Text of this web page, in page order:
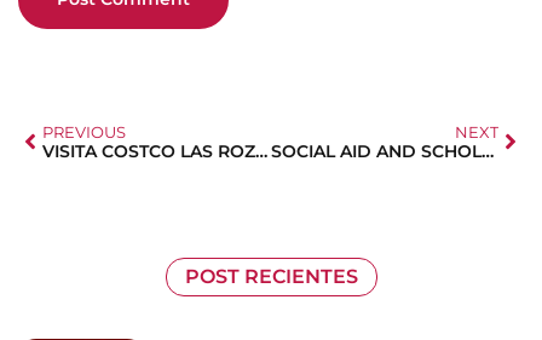
PREVIOUS
VISITA COSTCO LAS ROZAS
NEXT
SOCIAL AID AND SCHOLARSHIPS
POST RECIENTES